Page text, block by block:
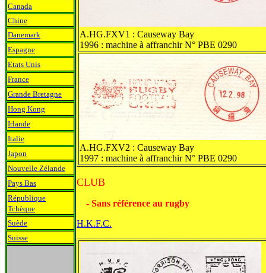
A.HG.FXV1 : Causeway Bay
1996 : machine à affranchir N° PBE 0290
A.HG.FXV2 : Causeway Bay
1997 : machine à affranchir N° PBE 0290
CLUB
- Sans référence au rugby
H.K.F.C.
Canada
Chine
Danemark
Espagne
Etats Unis
France
Grande Bretagne
Hong Kong
Irlande
Italie
Japon
Nouvelle Zélande
Pays Bas
République
Tchèque
Suède
Suisse